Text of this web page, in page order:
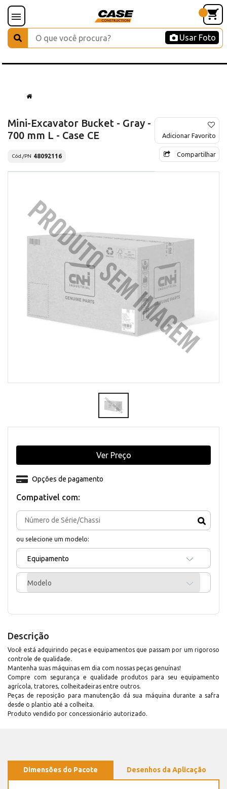
Usar Foto
Mini-Excavator Bucket - Gray -
700 mm L - Case CE
Cód./PN 48092116
Adicionar Favorito
Compartilhar
Compativel com:
ou selecione um modelo:
Equipamento
Modelo
Opções de pagamento
Ver Preço
Descrição
Você está adquirindo peças e equipamentos que passam por um rigoroso
controle de qualidade.
Mantenha suas máquinas em dia com nossas peças genuínas!
Compre com segurança e qualidade produtos para seu equipamento
agrícola, tratores, colheitadeiras entre outros.
Peças de reposição para manutenção dá sua máquina durante a safra
desde o plantio até a colheita.
Produto vendido por concessionário autorizado.
Dimensões do Pacote Desenhos da Aplicação